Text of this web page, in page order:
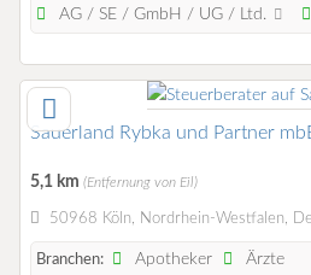
AG / SE / GmbH / UG / Ltd.
Sauerland Rybka und Partner
5,1 km (Entfernung von Eil)
50968 Köln, Nordrhein-Westfalen,
Branchen: Apotheker
Ärzte